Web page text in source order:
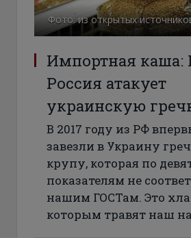
Фото: из открытых
Импортная каша:
Россия атакует
украинскую
В 2017 году из РФ
завезли в Украину
крупу, которая по
показателям не
нашим ГОСТам. Это
которым травят наш